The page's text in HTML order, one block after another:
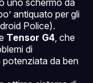
antiquato per gli
Police).
Tensor G4 , che
di
potenziata da ben